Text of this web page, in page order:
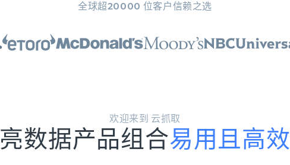
全球超20000 位客户信赖之选
欢迎来到 云抓取
亮数据产品组合易用且高效